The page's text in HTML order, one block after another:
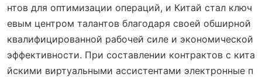
нтов для оптимизации операций, и Китай стал ключ
евым центром талантов благодаря своей обширной
квалифицированной рабочей силе и экономической
эффективности. При составлении контрактов с кита
йскими виртуальными ассистентами электронные п